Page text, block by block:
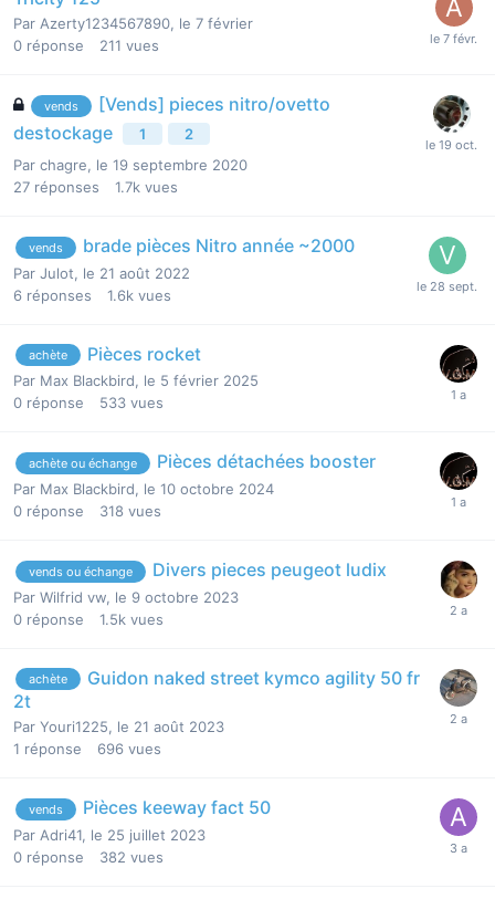
Par Azerty1234567890, le 7 février
0 réponse 211 vues
vends
[Vends] pieces nitro/ovetto
destockage
1
2
Par chagre, le 19 septembre 2020
27 réponses 1.7k vues
vends brade pièces Nitro année ~2000
Par Julot, le 21 août 2022
6 réponses 1.6k vues
achète Pièces rocket
Par Max Blackbird, le 5 février 2025
0 réponse 533 vues
achète ou échange Pièces détachées booster
Par Max Blackbird, le 10 octobre 2024
0 réponse 318 vues
vends ou échange Divers pieces peugeot ludix
Par Wilfrid vw, le 9 octobre 2023
0 réponse 1.5k vues
achète
Guidon naked street kymco agility 50 fr
2t
Par Youri1225, le 21 août 2023
1 réponse 696 vues
vends Pièces keeway fact 50
Par Adri41, le 25 juillet 2023
0 réponse 382 vues